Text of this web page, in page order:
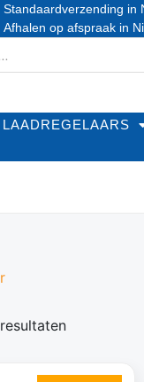
Standaardverzending in
Afhalen op afspraak in
LAADREGELAARS